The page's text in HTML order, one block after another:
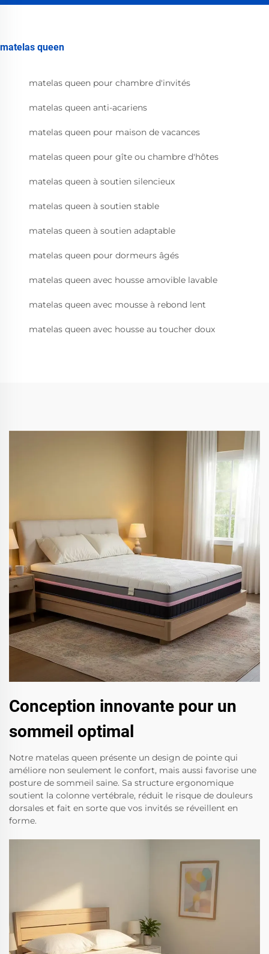
matelas queen
matelas queen pour chambre d'invités
matelas queen anti-acariens
matelas queen pour maison de vacances
matelas queen pour gîte ou chambre d'hôtes
matelas queen à soutien silencieux
matelas queen à soutien stable
matelas queen à soutien adaptable
matelas queen pour dormeurs âgés
matelas queen avec housse amovible lavable
matelas queen avec mousse à rebond lent
matelas queen avec housse au toucher doux
Conception innovante pour un
sommeil optimal
Notre matelas queen présente un design de pointe qui
améliore non seulement le confort, mais aussi favorise une
posture de sommeil saine. Sa structure ergonomique
soutient la colonne vertébrale, réduit le risque de douleurs
dorsales et fait en sorte que vos invités se réveillent en
forme.